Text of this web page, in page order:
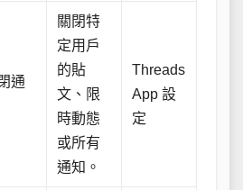
通
關閉特
定用戶
的貼
文、限
時動態
或所有
通知。
Threads
App 設
定